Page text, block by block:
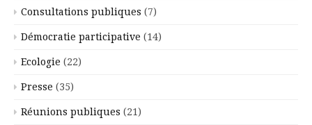
Consultations publiques (7)
Démocratie participative (14)
Ecologie (22)
Presse (35)
Réunions publiques (21)